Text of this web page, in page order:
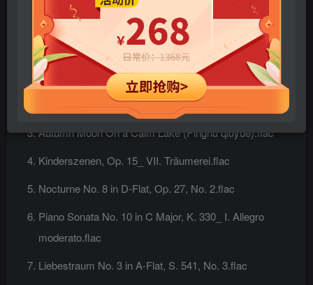
Hungarian Rhapsody No. 2 in C-Sharp Minor, S. 244 –
Arr. Vladimir Horowitz.flac
Piano Concerto No. 1 in B-Flat Minor, Op. 23_ III. Allegro
Autumn Moon On a Calm Lake (Pinghu qiuyue).flac
Kinderszenen, Op. 15_ VII. Träumerei.flac
Nocturne No. 8 in D-Flat, Op. 27, No. 2.flac
Piano Sonata No. 10 in C Major, K. 330_ I. Allegro
moderato.flac
Liebestraum No. 3 in A-Flat, S. 541, No. 3.flac